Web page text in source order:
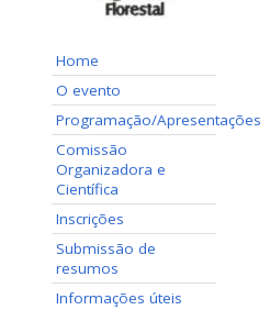
Home
O evento
Programação/Apresentações
Comissão
Organizadora e
Científica
Inscrições
Submissão de
resumos
Informações úteis